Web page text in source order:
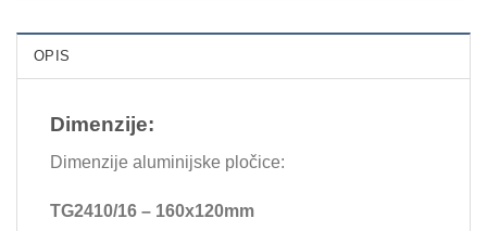
OPIS
Dimenzije:
Dimenzije aluminijske pločice:
TG2410/16 – 160x120mm